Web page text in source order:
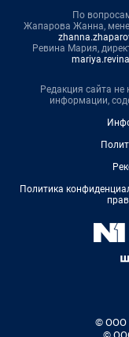
По
Жапарова Жанна,
Ревина Мария,
Редакция сайта не
информации,
Политика
© ООО